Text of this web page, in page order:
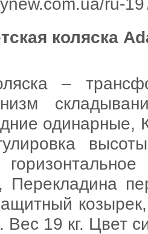
коляска
–
одинарные,
Перекладина
Вес 19 кг. Цвет